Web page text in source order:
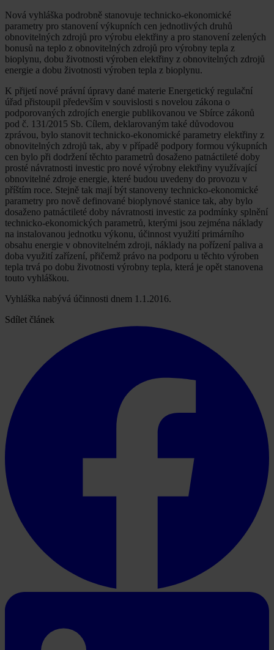
Nová vyhláška podrobně stanovuje technicko-ekonomické
parametry pro stanovení výkupních cen jednotlivých druhů
obnovitelných zdrojů pro výrobu elektřiny a pro stanovení zelených
bonusů na teplo z obnovitelných zdrojů pro výrobny tepla z
bioplynu, dobu životnosti výroben elektřiny z obnovitelných zdrojů
energie a dobu životnosti výroben tepla z bioplynu.
K přijetí nové právní úpravy dané materie Energetický regulační
úřad přistoupil především v souvislosti s novelou zákona o
podporovaných zdrojích energie publikovanou ve Sbírce zákonů
pod č. 131/2015 Sb. Cílem, deklarovaným také důvodovou
zprávou, bylo stanovit technicko-ekonomické parametry elektřiny z
obnovitelných zdrojů tak, aby v případě podpory formou výkupních
cen bylo při dodržení těchto parametrů dosaženo patnáctileté doby
prosté návratnosti investic pro nové výrobny elektřiny využívající
obnovitelné zdroje energie, které budou uvedeny do provozu v
příštím roce. Stejně tak mají být stanoveny technicko-ekonomické
parametry pro nově definované bioplynové stanice tak, aby bylo
dosaženo patnáctileté doby návratnosti investic za podmínky splnění
technicko-ekonomických parametrů, kterými jsou zejména náklady
na instalovanou jednotku výkonu, účinnost využití primárního
obsahu energie v obnovitelném zdroji, náklady na pořízení paliva a
doba využití zařízení, přičemž právo na podporu u těchto výroben
tepla trvá po dobu životnosti výrobny tepla, která je opět stanovena
touto vyhláškou.
Vyhláška nabývá účinnosti dnem 1.1.2016.
Sdílet článek